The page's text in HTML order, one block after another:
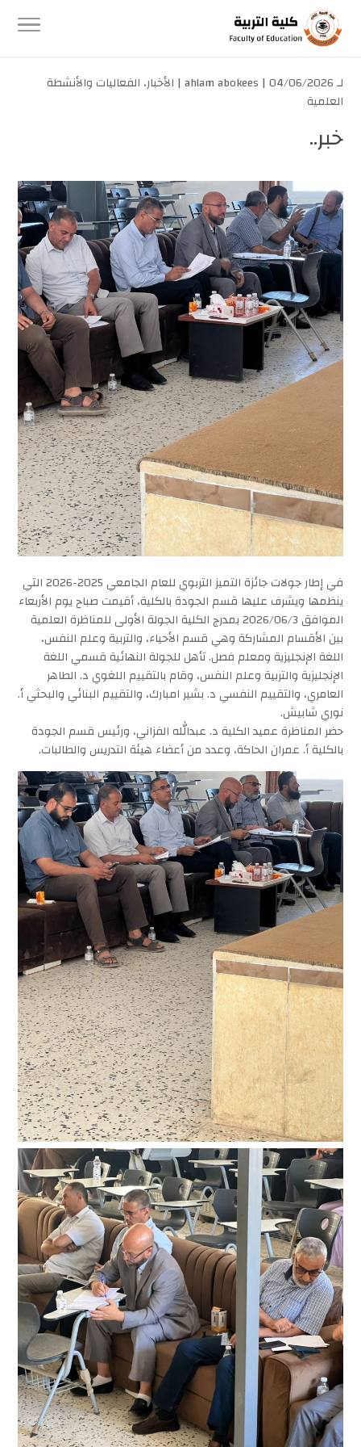
لـ ahlam abokees | 04/06/2026 | الأخبار، الفعاليات والأنشطة
العلمية
خبر..
في إطار جولات جائزة التميز التربوي للعام الجامعي 2025-2026 التي
ينظمها ويشرف عليها قسم الجودة بالكلية، أقيمت صباح يوم الأربعاء
الموافق 2026/06/3 بمدرج الكلية الجولة الأولى للمناظرة العلمية
بين الأقسام المشاركة وهي قسم الأحياء، والتربية وعلم النفس،
اللغة الإنجليزية ومعلم فصل. تأهل للجولة النهائية قسمي اللغة
الإنجليزية والتربية وعلم النفس، وقام بالتقييم اللغوي د. الطاهر
العامري، والتقييم النفسي د. بشير امبارك، والتقييم البنائي والبحثي أ.
نوري شابيش.
حضر المناظرة عميد الكلية د. عبدالله الفزاني، ورئيس قسم الجودة
بالكلية أ. عمران الحاكة، وعدد من أعضاء هيئة التدريس والطالبات.